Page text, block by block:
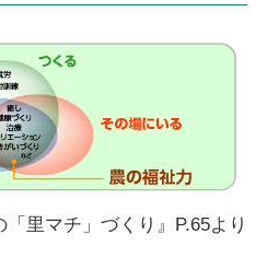
里マチ」づくり』P.65より